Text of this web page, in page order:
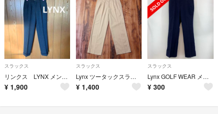
スラックス
リンクス LYNX メンズ スラックスパンツ スーツパンツ メンズボトムス
¥ 1,900
スラックス
Lynx ツータックスラックス メンズ 79 Mサイズ ベージュ PL6
¥ 1,400
スラックス
Lynx GOLF WEAR メンズ 無地 ウールトラウザー センタープレス
¥ 300